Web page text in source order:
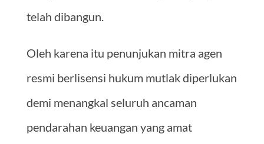
telah dibangun.
Oleh karena itu penunjukan mitra agen
resmi berlisensi hukum mutlak diperlukan
demi menangkal seluruh ancaman
pendarahan keuangan yang amat